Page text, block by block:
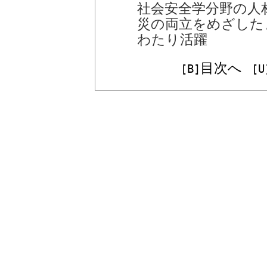
社会安全学分野の人
災の両立をめざし
わたり活躍
[B] 目次へ